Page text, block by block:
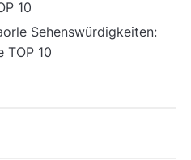
10
Sehenswürdigkeiten:
TOP 10